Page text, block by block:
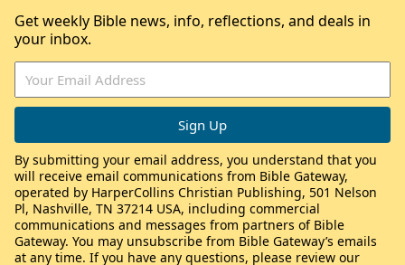
Get weekly Bible news, info, reflections, and deals in
your inbox.
By submitting your email address, you understand that you
will receive email communications from Bible Gateway,
operated by HarperCollins Christian Publishing, 501 Nelson
Pl, Nashville, TN 37214 USA, including commercial
communications and messages from partners of Bible
Gateway. You may unsubscribe from Bible Gateway’s emails
at any time. If you have any questions, please review our